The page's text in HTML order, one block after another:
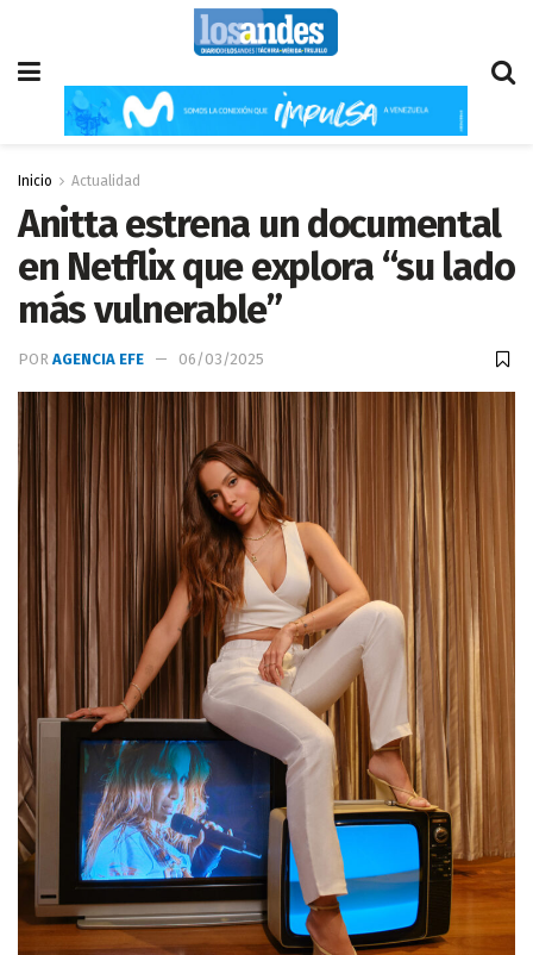
Inicio Actualidad
Anitta estrena un documental
en Netflix que explora “su lado
más vulnerable”
POR AGENCIA EFE 06/03/2025